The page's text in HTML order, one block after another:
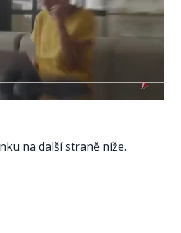
na další straně níže.